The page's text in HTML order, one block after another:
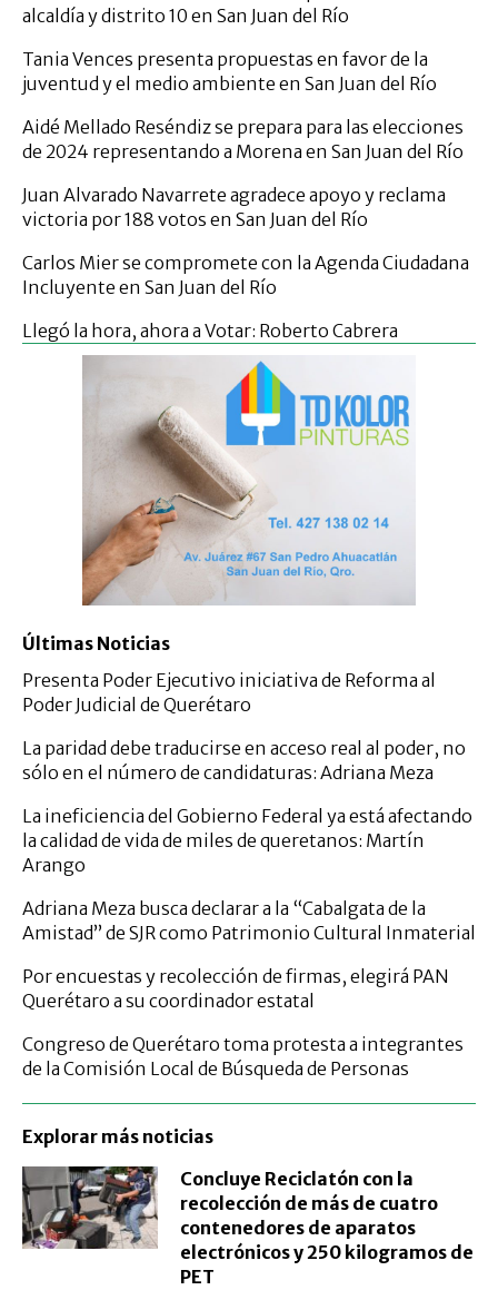
alcaldía y distrito 10 en San Juan del Río
Tania Vences presenta propuestas en favor de la
juventud y el medio ambiente en San Juan del Río
Aidé Mellado Reséndiz se prepara para las elecciones
de 2024 representando a Morena en San Juan del Río
Juan Alvarado Navarrete agradece apoyo y reclama
victoria por 188 votos en San Juan del Río
Carlos Mier se compromete con la Agenda Ciudadana
Incluyente en San Juan del Río
Llegó la hora, ahora a Votar: Roberto Cabrera
Últimas Noticias
Presenta Poder Ejecutivo iniciativa de Reforma al
Poder Judicial de Querétaro
La paridad debe traducirse en acceso real al poder, no
sólo en el número de candidaturas: Adriana Meza
La ineficiencia del Gobierno Federal ya está afectando
la calidad de vida de miles de queretanos: Martín
Arango
Adriana Meza busca declarar a la “Cabalgata de la
Amistad” de SJR como Patrimonio Cultural Inmaterial
Por encuestas y recolección de firmas, elegirá PAN
Querétaro a su coordinador estatal
Congreso de Querétaro toma protesta a integrantes
de la Comisión Local de Búsqueda de Personas
Explorar más noticias
Concluye Reciclatón con la
recolección de más de cuatro
contenedores de aparatos
electrónicos y 250 kilogramos de
PET